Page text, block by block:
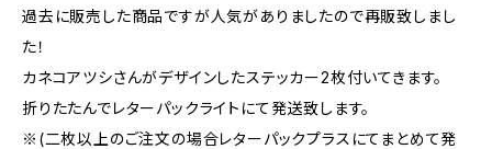
過去に販売した商品ですが人気がありましたので再販致しまし
た！
カネコアツシさんがデザインしたステッカー2枚付いてきます。
折りたたんでレターパックライトにて発送致します。
※(二枚以上のご注文の場合レターパックプラスにてまとめて発